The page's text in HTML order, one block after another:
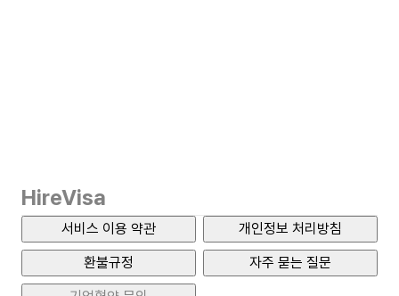
HireVisa
서비스 이용 약관
개인정보 처리방침
환불규정
자주 묻는 질문